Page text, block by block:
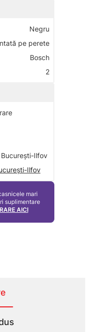
Negru
pe perete
Bosch
2
Ilfov
Ilfov
mari
suplimentare
AICI